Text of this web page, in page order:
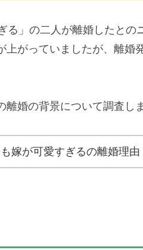
」の二人が離婚したとの
がっていましたが、離婚
婚の背景について調査しま
嫁が可愛すぎるの離婚理由